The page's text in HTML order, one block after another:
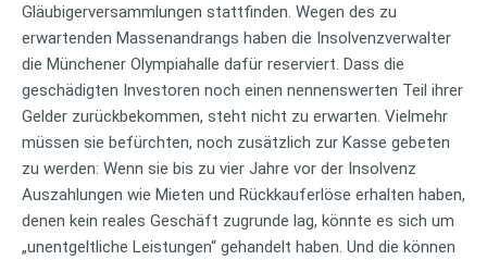
Gläubigerversammlungen stattfinden. Wegen des zu
erwartenden Massenandrangs haben die Insolvenzverwalter
die Münchener Olympiahalle dafür reserviert. Dass die
geschädigten Investoren noch einen nennenswerten Teil ihrer
Gelder zurückbekommen, steht nicht zu erwarten. Vielmehr
müssen sie befürchten, noch zusätzlich zur Kasse gebeten
zu werden: Wenn sie bis zu vier Jahre vor der Insolvenz
Auszahlungen wie Mieten und Rückkauferlöse erhalten haben,
denen kein reales Geschäft zugrunde lag, könnte es sich um
„unentgeltliche Leistungen“ gehandelt haben. Und die können